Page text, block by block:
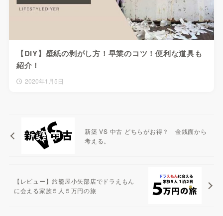
【DIY】壁紙の剥がし方！早業のコツ！便利な道具も
紹介！
2020年1月5日
新築 VS 中古 どちらがお得？ 金銭面から
考える。
【レビュー】旅籠屋小矢部店でドラえもん
に会える家族５人５万円の旅